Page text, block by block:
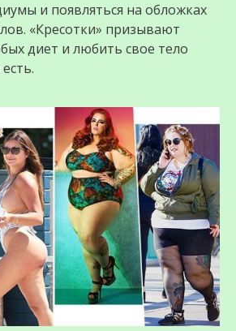
и появляться на обложках
«Крeсотки» призывают
диет и любить свое тeло